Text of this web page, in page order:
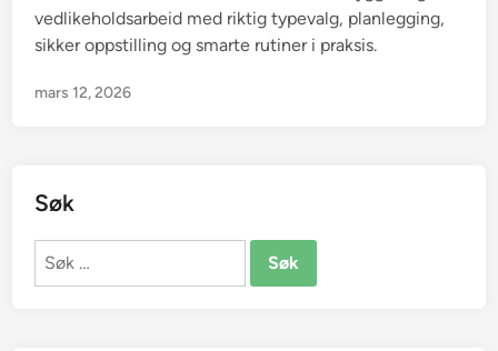
i
n
vedlikeholdsarbeid med riktig typevalg, planlegging,
sikker oppstilling og smarte rutiner i praksis.
mars 12, 2026
Søk
Søk